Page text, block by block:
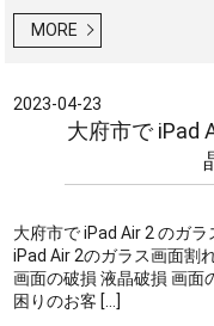
MORE
2023-04-23
大府市で iPad
大府市で iPad Air 2 のガ
iPad Air 2のガラス画面割
画面の破損 液晶破損 画面
困りのお客 […]